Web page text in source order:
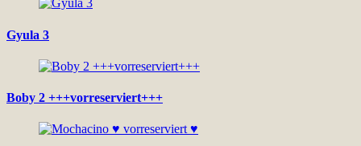
Gyula 3
Boby 2 +++vorreserviert+++